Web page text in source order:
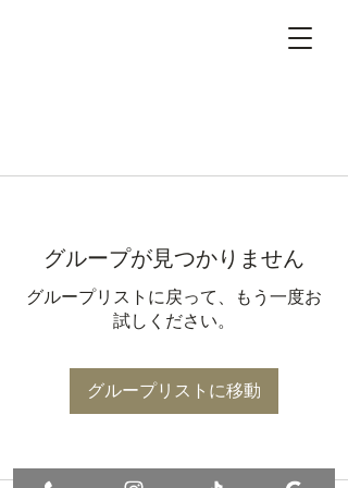
グループが見つかりません
グループリストに戻って、もう一度お
試しください。
グループリストに移動